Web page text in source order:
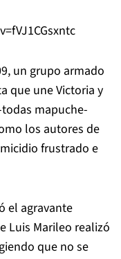
un grupo armado
que une Victoria y
mapuche-
los autores de
frustrado e
el agravante
Luis Marileo realizó
que no se